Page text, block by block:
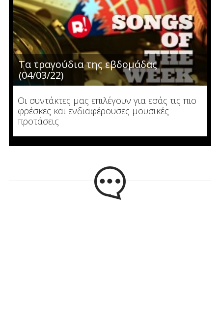
Τα τραγούδια της εβδομάδας
(04/03/22)
Οι συντάκτες μας επιλέγουν για εσάς τις πιο
φρέσκες και ενδιαφέρουσες μουσικές
προτάσεις